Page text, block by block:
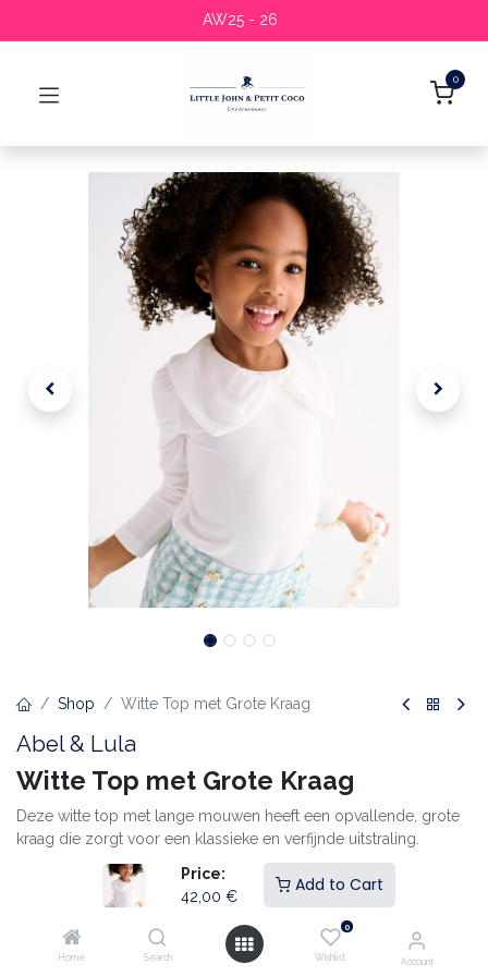
Price:
42,00 €
Add to Cart
Home Search
0
Wishlist Account
AW25 - 26
0
Shop Witte Top met Grote Kraag
Abel & Lula
Witte Top met Grote Kraag
Deze witte top met lange mouwen heeft een opvallende, grote
kraag die zorgt voor een klassieke en verfijnde uitstraling.
Gemaakt van zachte, comfortabele katoenmix, ideaal voor
dagelijks gebruik of speciale gelegenheden. De minimalistische
stijl maakt het een veelzijdig kledingstuk dat makkelijk te
combineren is met rokken, broeken of een salopette.